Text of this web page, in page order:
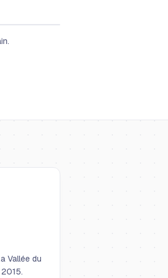
Vallée du